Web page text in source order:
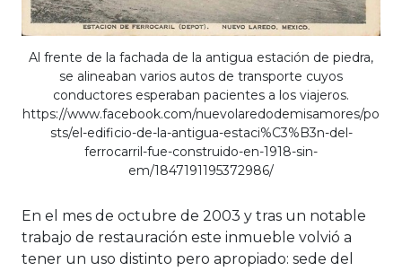
Al frente de la fachada de la antigua estación de piedra,
se alineaban varios autos de transporte cuyos
conductores esperaban pacientes a los viajeros.
https://www.facebook.com/nuevolaredodemisamores/po
sts/el-edificio-de-la-antigua-estaci%C3%B3n-del-
ferrocarril-fue-construido-en-1918-sin-
em/1847191195372986/
En el mes de octubre de 2003 y tras un notable
trabajo de restauración este inmueble volvió a
tener un uso distinto pero apropiado: sede del